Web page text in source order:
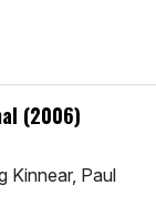
(2006)
Kinnear, Paul